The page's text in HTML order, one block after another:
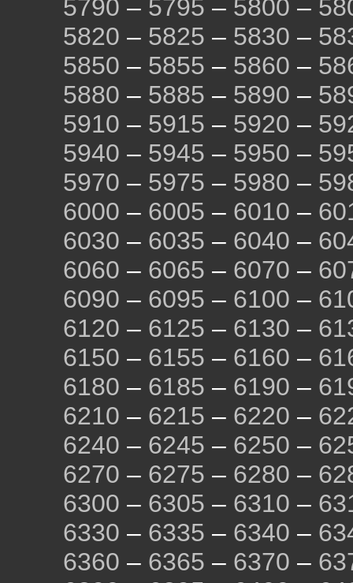
5790 – 5795 – 5800 –
5820 – 5825 – 5830 –
5850 – 5855 – 5860 –
5880 – 5885 – 5890 –
5910 – 5915 – 5920 –
5940 – 5945 – 5950 –
5970 – 5975 – 5980 –
6000 – 6005 – 6010 –
6030 – 6035 – 6040 –
6060 – 6065 – 6070 –
6090 – 6095 – 6100 –
6120 – 6125 – 6130 –
6150 – 6155 – 6160 –
6180 – 6185 – 6190 –
6210 – 6215 – 6220 –
6240 – 6245 – 6250 –
6270 – 6275 – 6280 –
6300 – 6305 – 6310 –
6330 – 6335 – 6340 –
6360 – 6365 – 6370 –